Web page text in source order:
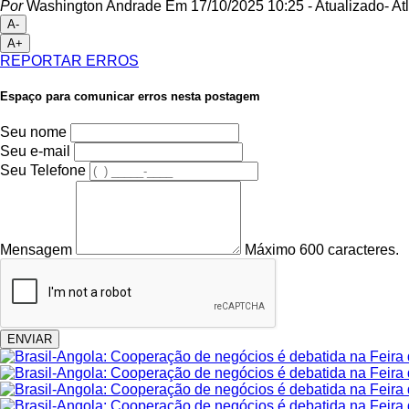
PorWashington Andrade Em 17/10/2025 10:25 - Atualizado-
A-
A+
REPORTAR ERROS
Espaço para comunicar erros nesta postagem
Seu nome
Seu e-mail
Seu Telefone
Mensagem Máximo 600 caracteres.
ENVIAR